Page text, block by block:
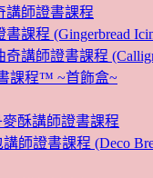
講師證書課程
課程 (Gingerbread
講師證書課程
課程™ ~首飾盒~
酥講師證書課程
師證書課程 (Deco